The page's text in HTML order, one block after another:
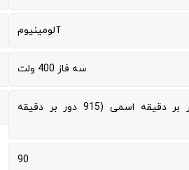
آلومینیوم
سه فاز 400 ولت
1000 دور بر دقیقه اسمی (915 دور بر دقیقه
90